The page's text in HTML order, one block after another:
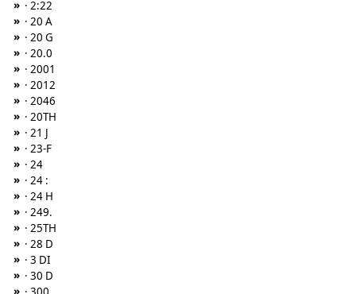
» · 2:22
» · 20 A
» · 20 G
» · 20.0
» · 2001
» · 2012
» · 2046
» · 20TH
» · 21 J
» · 23-F
» · 24
» · 24 :
» · 24 H
» · 249.
» · 25TH
» · 28 D
» · 3 DI
» · 30 D
»